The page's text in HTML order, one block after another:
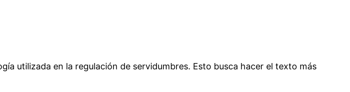
utilizada en la regulación de servidumbres. Esto busca hacer el texto más